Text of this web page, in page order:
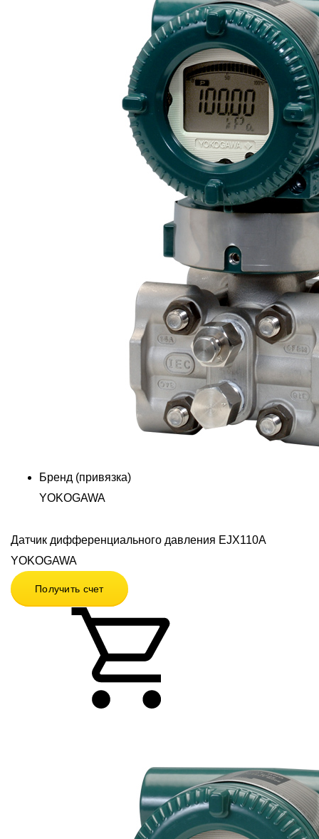
Бренд (привязка)
YOKOGAWA
Датчик дифференциального давления EJX110A
YOKOGAWA
Получить счет